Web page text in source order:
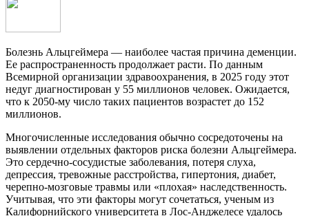
Болезнь Альцгеймера — наиболее частая причина деменции.
Ее распространенность продолжает расти. По данным
Всемирной организации здравоохранения, в 2025 году этот
недуг диагностирован у 55 миллионов человек. Ожидается,
что к 2050-му число таких пациентов возрастет до 152
миллионов.
Многочисленные исследования обычно сосредоточены на
выявлении отдельных факторов риска болезни Альцгеймера.
Это сердечно-сосудистые заболевания, потеря слуха,
депрессия, тревожные расстройства, гипертония, диабет,
черепно-мозговые травмы или «плохая» наследственность.
Учитывая, что эти факторы могут сочетаться, ученым из
Калифорнийского университета в Лос-Анджелесе удалось